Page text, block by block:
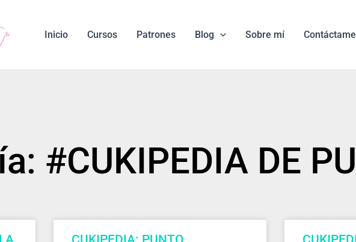
Inicio Cursos Patrones Blog Sobre mí Contáctame
#CUKIPEDIA DE